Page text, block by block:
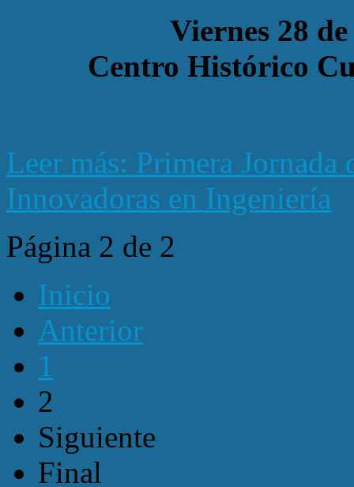
Viernes 28
Centro Histórico
Leer más: Primera Jornada
Innovadoras en Ingeniería
Página 2 de 2
Inicio
Anterior
1
2
Siguiente
Final